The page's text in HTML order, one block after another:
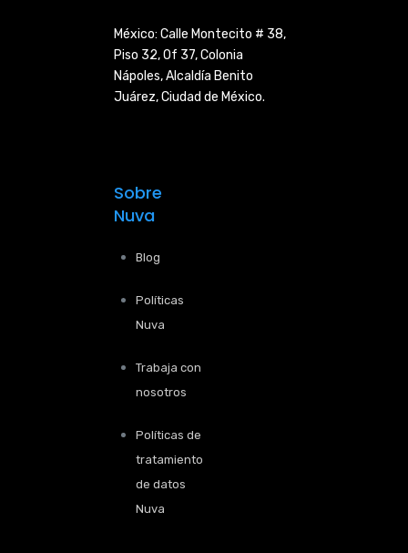
México: Calle Montecito # 38,
Piso 32, Of 37, Colonia
Nápoles,Alcaldía Benito
Juárez, Ciudad de México.
Sobre
Nuva
Blog
Políticas
Nuva
Trabaja con
nosotros
Políticas de
tratamiento
de datos
Nuva